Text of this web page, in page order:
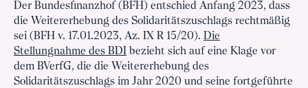
Der Bundesfinanzhof (BFH) entschied Anfang 2023, dass
die Weitererhebung des Solidaritätszuschlags rechtmäßig
sei (BFH v. 17.01.2023, Az. IX R 15/20). Die
Stellungnahme des BDI bezieht sich auf eine Klage vor
dem BVerfG, die die Weitererhebung des
Solidaritätszuschlags im Jahr 2020 und seine fortgeführte